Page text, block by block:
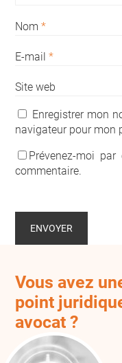
Nom *
E-mail *
Site web
Enregistrer mon
navigateur pour mon
Prévenez-moi
commentaire.
Vous avez
point
avocat ?